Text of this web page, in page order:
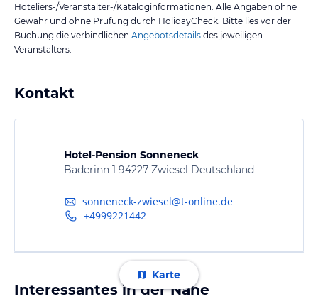
Hoteliers-/Veranstalter-/Kataloginformationen. Alle Angaben ohne
Gewähr und ohne Prüfung durch HolidayCheck. Bitte lies vor der
Buchung die verbindlichen Angebotsdetails des jeweiligen
Veranstalters.
Kontakt
Hotel-Pension Sonneneck
Baderinn 1 94227 Zwiesel Deutschland
sonneneck-zwiesel@t-online.de
+4999221442
Karte
Interessantes in der Nähe